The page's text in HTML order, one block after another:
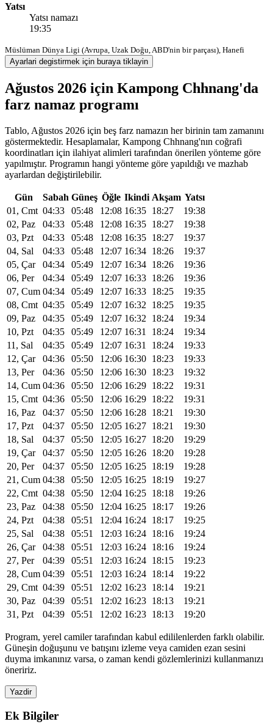
Yatsı
Yatsı namazı
19:35
Müslüman Dünya Ligi (Avrupa, Uzak Doğu, ABD'nin bir parçası), Hanefi
Ayarlari degistirmek için buraya tiklayin
Ağustos 2026 için Kampong Chhnang'da
farz namaz programı
Tablo, Ağustos 2026 için beş farz namazın her birinin tam zamanını
göstermektedir. Hesaplamalar, Kampong Chhnang'nın coğrafi
koordinatları için ilahiyat alimleri tarafından önerilen yönteme göre
yapılmıştır. Programın hangi yönteme göre yapıldığı ve mazhab
ayarlardan değiştirilebilir.
Gün Sabah Güneş Öğle Ikindi Akşam Yatsı
01, Cmt 04:33 05:48 12:08 16:35 18:27
19:38
02, Paz
04:33 05:48 12:08 16:35 18:27
19:38
03, Pzt
04:33 05:48 12:08 16:35 18:27
19:37
04, Sal
04:33 05:48 12:07 16:34 18:26
19:37
05, Çar
04:34 05:49 12:07 16:34 18:26
19:36
06, Per
04:34 05:49 12:07 16:33 18:26
19:36
07, Cum 04:34 05:49 12:07 16:33 18:25
19:35
08, Cmt 04:35 05:49 12:07 16:32 18:25
19:35
09, Paz
04:35 05:49 12:07 16:32 18:24
19:34
10, Pzt
04:35 05:49 12:07 16:31 18:24
19:34
11, Sal
04:35 05:49 12:07 16:31 18:24
19:33
12, Çar
04:36 05:50 12:06 16:30 18:23
19:33
13, Per
04:36 05:50 12:06 16:30 18:23
19:32
14, Cum 04:36 05:50 12:06 16:29 18:22
19:31
15, Cmt 04:36 05:50 12:06 16:29 18:22
19:31
16, Paz
04:37 05:50 12:06 16:28 18:21
19:30
17, Pzt
04:37 05:50 12:05 16:27 18:21
19:30
18, Sal
04:37 05:50 12:05 16:27 18:20
19:29
19, Çar
04:37 05:50 12:05 16:26 18:20
19:28
20, Per
04:37 05:50 12:05 16:25 18:19
19:28
21, Cum 04:38 05:50 12:05 16:25 18:19
19:27
22, Cmt 04:38 05:50 12:04 16:25 18:18
19:26
23, Paz
04:38 05:50 12:04 16:25 18:17
19:26
24, Pzt
04:38 05:51 12:04 16:24 18:17
19:25
25, Sal
04:38 05:51 12:03 16:24 18:16
19:24
26, Çar
04:38 05:51 12:03 16:24 18:16
19:24
27, Per
04:39 05:51 12:03 16:24 18:15
19:23
28, Cum 04:39 05:51 12:03 16:24 18:14
19:22
29, Cmt 04:39 05:51 12:02 16:23 18:14
19:21
30, Paz
04:39 05:51 12:02 16:23 18:13
19:21
31, Pzt
04:39 05:51 12:02 16:23 18:13 19:20
Program, yerel camiler tarafından kabul edililenlerden farklı olabilir.
Güneşin doğuşunu ve batışını izleme veya camiden ezan sesini
duyma imkanınız varsa, o zaman kendi gözlemlerinizi kullanmanızı
öneririz.
Yazdir
Ek Bilgiler